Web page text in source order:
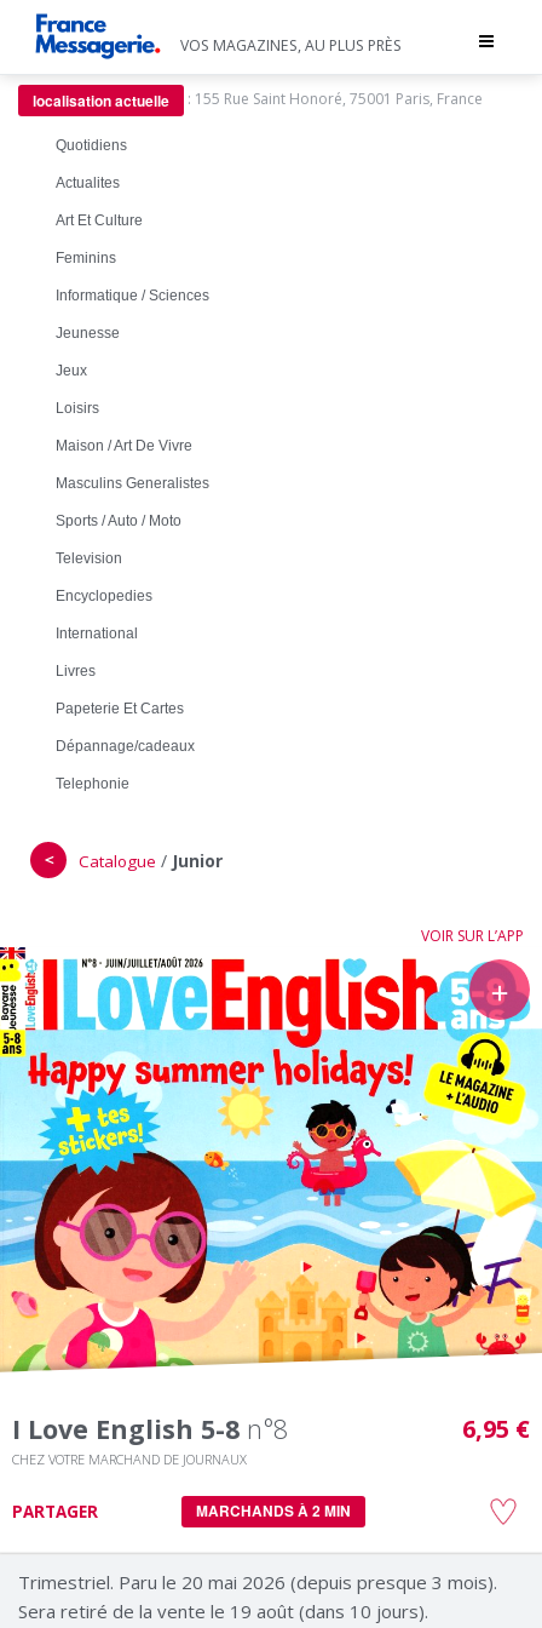
Toggle
VOS MAGAZINES, AU PLUS PRÈS
localisation actuelle : 155 Rue Saint Honoré, 75001 Paris, France
Quotidiens
Actualites
Art Et Culture
Feminins
Informatique / Sciences
Jeunesse
Jeux
Loisirs
Maison / Art De Vivre
Masculins Generalistes
Sports / Auto / Moto
Television
Encyclopedies
International
Livres
Papeterie Et Cartes
Dépannage/cadeaux
Telephonie
＜ Catalogue / Junior
VOIR SUR L’APP
＋
I Love English 5-8 n°8
CHEZ VOTRE MARCHAND DE JOURNAUX
6,95 €
PARTAGER MARCHANDS À 2 MIN
Trimestriel. Paru le 20 mai 2026 (depuis presque 3 mois).
Sera retiré de la vente le 19 août (dans 10 jours).